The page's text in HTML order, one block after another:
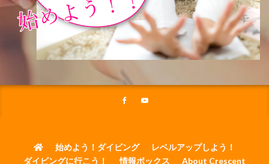
始めよう！ダイビング
レベルアップしよう！
ダイビングに行こう！
情報ボックス About Crescent